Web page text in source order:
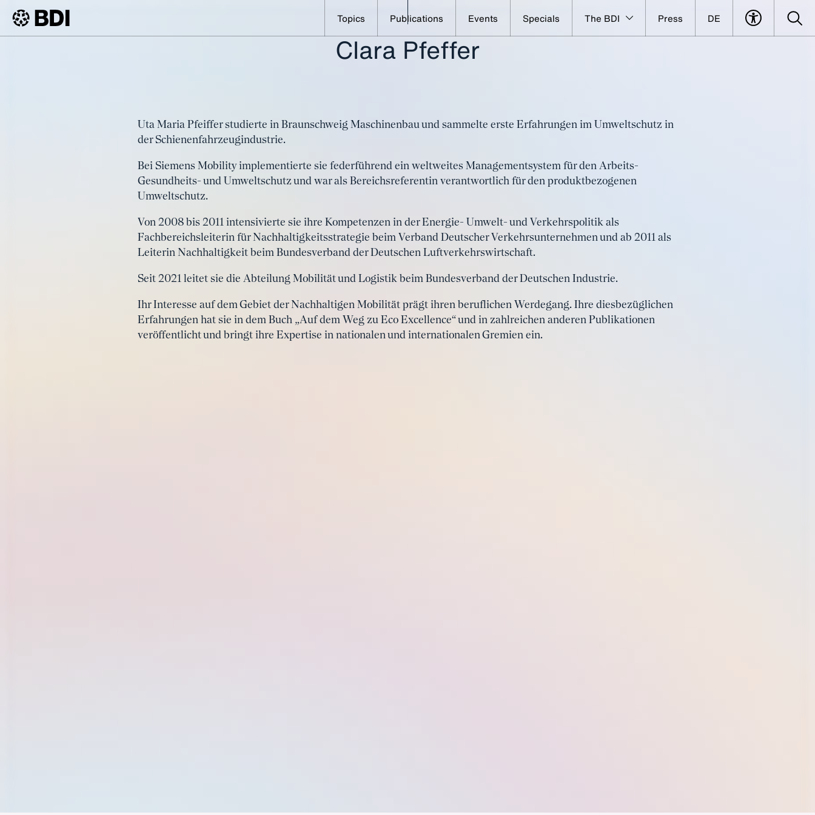
Topics Publications Events Specials The BDI Press DE
Alle Speaker im Überblick Pfeffer, Clara dbwt
Clara Pfeffer
Uta Maria Pfeiffer studierte in Braunschweig Maschinenbau und sammelte erste Erfahrungen im Umweltschutz in
der Schienenfahrzeugindustrie.
Bei Siemens Mobility implementierte sie federführend ein weltweites Managementsystem für den Arbeits-
Gesundheits- und Umweltschutz und war als Bereichsreferentin verantwortlich für den produktbezogenen
Umweltschutz.
Von 2008 bis 2011 intensivierte sie ihre Kompetenzen in der Energie- Umwelt- und Verkehrspolitik als
Fachbereichsleiterin für Nachhaltigkeitsstrategie beim Verband Deutscher Verkehrsunternehmen und ab 2011 als
Leiterin Nachhaltigkeit beim Bundesverband der Deutschen Luftverkehrswirtschaft.
Seit 2021 leitet sie die Abteilung Mobilität und Logistik beim Bundesverband der Deutschen Industrie.
Ihr Interesse auf dem Gebiet der Nachhaltigen Mobilität prägt ihren beruflichen Werdegang. Ihre diesbezüglichen
Erfahrungen hat sie in dem Buch „Auf dem Weg zu Eco Excellence“ und in zahlreichen anderen Publikationen
veröffentlicht und bringt ihre Expertise in nationalen und internationalen Gremien ein.